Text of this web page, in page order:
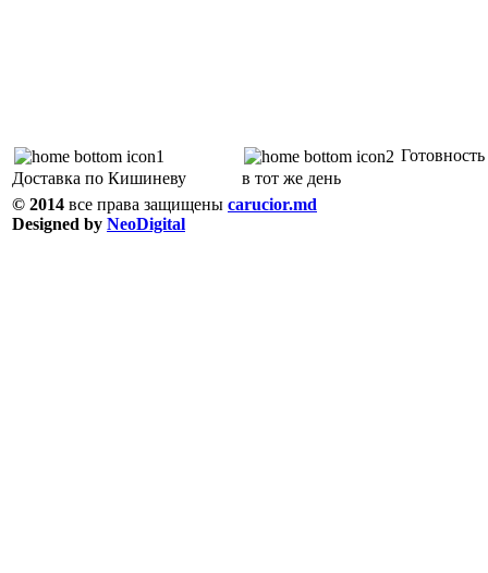
Доставка по Кишиневу
в тот же день
© 2014 все права защищены carucior.md
Designed by NeoDigital